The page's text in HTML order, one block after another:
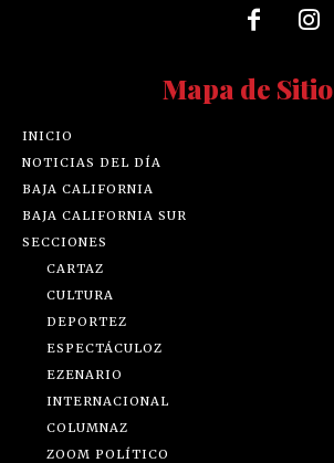
Mapa de Sitio
INICIO
NOTICIAS DEL DÍA
BAJA CALIFORNIA
BAJA CALIFORNIA SUR
SECCIONES
CARTAZ
CULTURA
DEPORTEZ
ESPECTÁCULOZ
EZENARIO
INTERNACIONAL
COLUMNAZ
ZOOM POLÍTICO